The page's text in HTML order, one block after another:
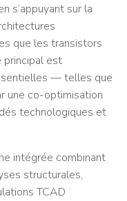
s’appuyant sur la
que les transistors
principal est
— telles que
une co-optimisation
technologiques et
intégrée combinant
structurales,
TCAD